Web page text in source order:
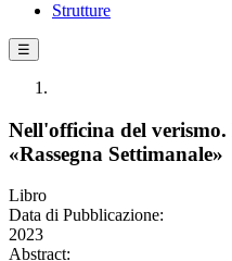
Strutture
☰
Nell'officina del
«Rassegna Settimanale»
Libro
Data di Pubblicazione:
2023
Abstract: